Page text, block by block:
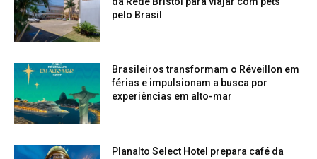
pelo Brasil
Brasileiros transformam o Réveillon em
férias e impulsionam a busca por
experiências em alto-mar
Planalto Select Hotel prepara café da